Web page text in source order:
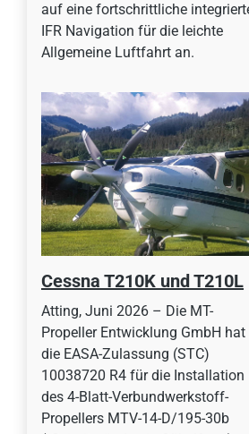
auf eine fortschrittliche
IFR Navigation für die leichte
Allgemeine Luftfahrt an.
Cessna T210K und T210L
Atting, Juni 2026 – Die MT-
Propeller Entwicklung GmbH hat
die EASA-Zulassung (STC)
10038720 R4 für die Installation
des 4-Blatt-Verbundwerkstoff-
Propellers MTV-14-D/195-30b